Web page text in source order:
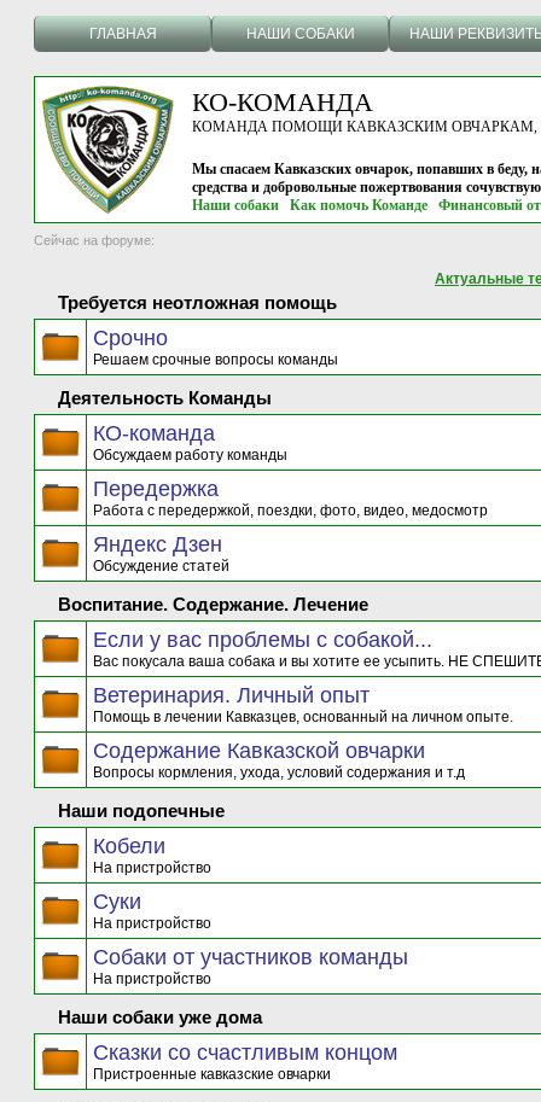
ГЛАВНАЯ НАШИ СОБАКИ НАШИ
КО-КОМАНДА
КОМАНДА ПОМОЩИ КАВКАЗСКИМ ОВЧАРКАМ, г.
Мы спасаем Кавказских овчарок, попавших в беду,
средства и добровольные пожертвования
Наши собаки
Как помочь Команде Финансовый
Сейчас на форуме:
Актуальные
Требуется неотложная помощь
Срочно
Решаем срочные вопросы команды
Деятельность Команды
КО-команда
Обсуждаем работу команды
Передержка
Работа с передержкой, поездки, фото, видео, медосмотр
Яндекс Дзен
Обсуждение статей
Воспитание. Содержание. Лечение
Если у вас проблемы с собакой...
Вас покусала ваша собака и вы хотите ее усыпить. НЕ
Ветеринария. Личный опыт
Помощь в лечении Кавказцев, основанный на личном опыте.
Содержание Кавказской овчарки
Вопросы кормления, ухода, условий содержания и т.д
Наши подопечные
Кобели
На пристройство
Суки
На пристройство
Собаки от участников команды
На пристройство
Наши собаки уже дома
Сказки со счастливым концом
Пристроенные кавказские овчарки